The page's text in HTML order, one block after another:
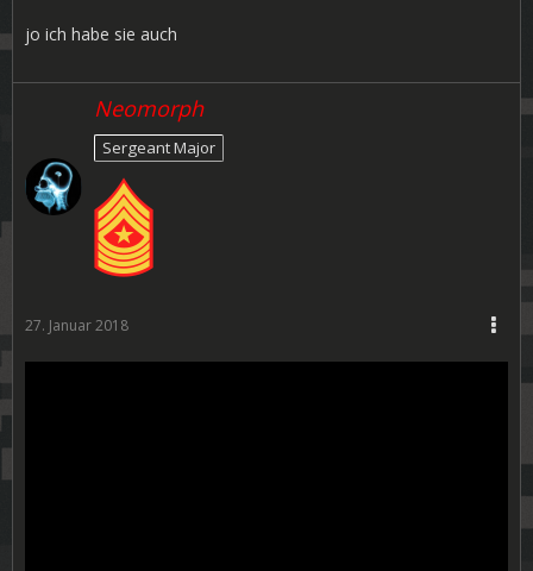
jo ich habe sie auch
Neomorph
Sergeant Major
27. Januar 2018